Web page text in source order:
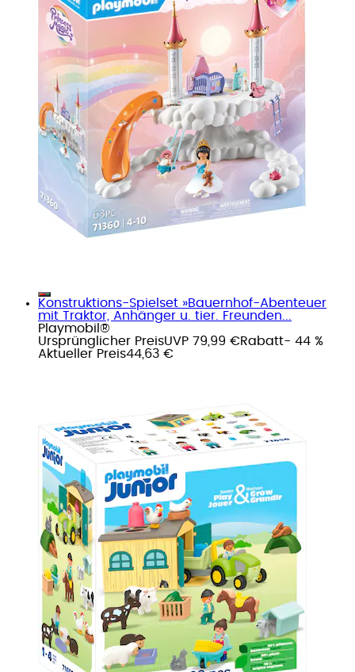
Konstruktions-Spielset »Bauernhof-Abenteuer
mit Traktor, Anhänger u. tier. Freunden...
Playmobil®
Ursprünglicher PreisUVP 79,99 €Rabatt- 44 %
Aktueller Preis44,63 €